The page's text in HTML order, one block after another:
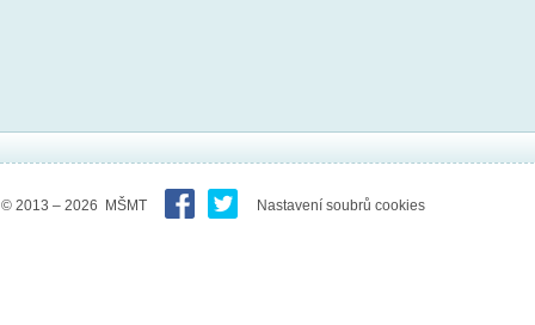
© 2013 – 2026 MŠMT Nastavení soubrů cookies